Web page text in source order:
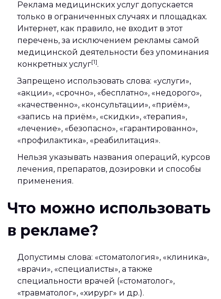
Реклама медицинских услуг допускается
только в ограниченных случаях и площадках.
Интернет, как правило, не входит в этот
перечень, за исключением рекламы самой
медицинской деятельности без упоминания
конкретных услуг[1].
Запрещено использовать слова: «услуги»,
«акции», «срочно», «бесплатно», «недорого»,
«качественно», «консультации», «приём»,
«запись на приём», «скидки», «терапия»,
«лечение», «безопасно», «гарантированно»,
«профилактика», «реабилитация».
Нельзя указывать названия операций, курсов
лечения, препаратов, дозировки и способы
применения.
Что можно использовать
в рекламе?
Допустимы слова: «стоматология», «клиника»,
«врачи», «специалисты», а также
специальности врачей («стоматолог»,
«травматолог», «хирург» и др.).